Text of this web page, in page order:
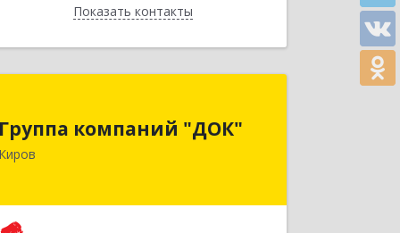
Показать контакты
Назад
Группа компаний "ДОК"
Киров
610017, Кировская обл, Киров г,
Подробнее